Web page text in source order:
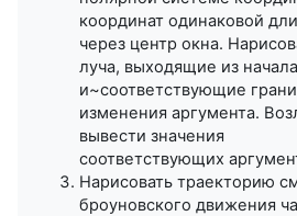
координат одинаковой
через центр окна.
луча, выходящие из
и~соответствующие
изменения аргумента.
вывести значения
соответствующих
Нарисовать траекторию
броуновского движения